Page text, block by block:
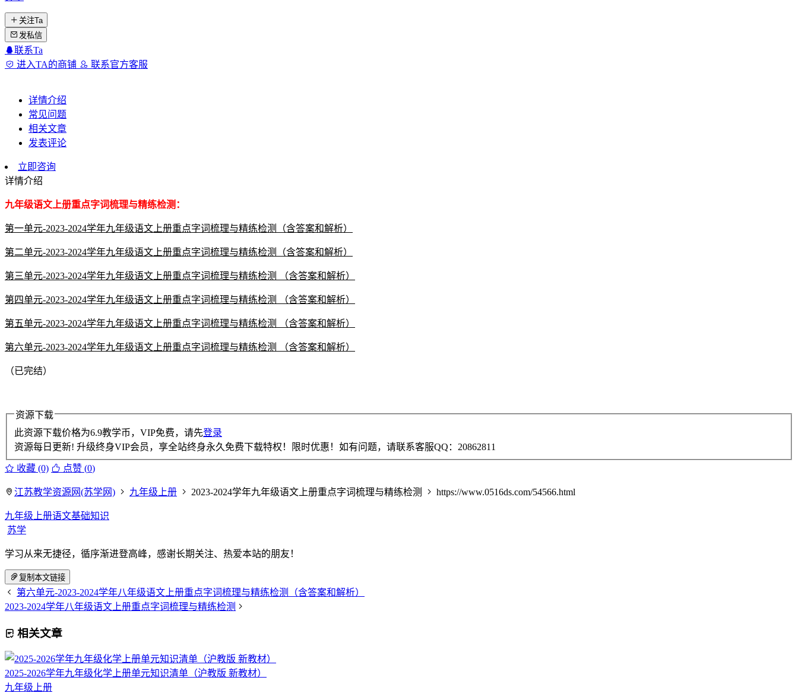
关注Ta
发私信
联系Ta
进入TA的商铺
联系官方客服
详情介绍
常见问题
相关文章
发表评论
立即咨询
详情介绍
九年级语文上册重点字词梳理与精练检测：
第一单元-2023-2024学年九年级语文上册重点字词梳理与精练检测（含答案和解析）
第二单元-2023-2024学年九年级语文上册重点字词梳理与精练检测（含答案和解析）
第三单元-2023-2024学年九年级语文上册重点字词梳理与精练检测 （含答案和解析）
第四单元-2023-2024学年九年级语文上册重点字词梳理与精练检测 （含答案和解析）
第五单元-2023-2024学年九年级语文上册重点字词梳理与精练检测 （含答案和解析）
第六单元-2023-2024学年九年级语文上册重点字词梳理与精练检测 （含答案和解析）
（已完结）
资源下载
此资源下载价格为6.9教学币，VIP免费，请先登录
资源每日更新! 升级终身VIP会员，享全站终身永久免费下载特权！限时优惠！如有问题，请联系客服QQ：20862811
收藏 (0) 点赞 (0)
江苏教学资源网(苏学网) 九年级上册 2023-2024学年九年级语文上册重点字词梳理与精练检测 https://www.0516ds.com/54566.html
九年级上册语文基础知识
苏学
学习从来无捷径，循序渐进登高峰，感谢长期关注、热爱本站的朋友！
复制本文链接
第六单元-2023-2024学年八年级语文上册重点字词梳理与精练检测（含答案和解析）
2023-2024学年八年级语文上册重点字词梳理与精练检测
相关文章
2025-2026学年九年级化学上册单元知识清单（沪教版 新教材）
九年级上册